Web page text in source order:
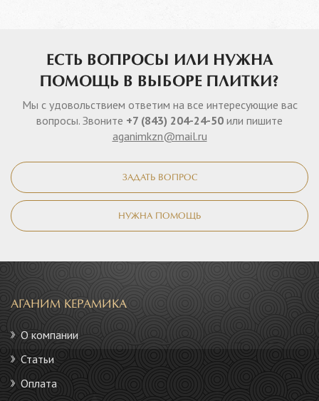
ЕСТЬ ВОПРОСЫ ИЛИ НУЖНА
ПОМОЩЬ В ВЫБОРЕ ПЛИТКИ?
Мы с удовольствием ответим на все интересующие вас
вопросы. Звоните +7 (843) 204-24-50 или пишите
aganimkzn@mail.ru
ЗАДАТЬ ВОПРОС
НУЖНА ПОМОЩЬ
АГАНИМ КЕРАМИКА
О компании
Статьи
Оплата